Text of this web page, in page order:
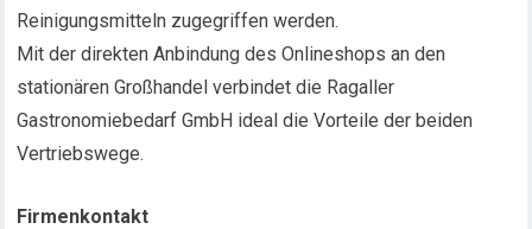
Reinigungsmitteln zugegriffen werden.
Mit der direkten Anbindung des Onlineshops an den
stationären Großhandel verbindet die Ragaller
Gastronomiebedarf GmbH ideal die Vorteile der beiden
Vertriebswege.
Firmenkontakt